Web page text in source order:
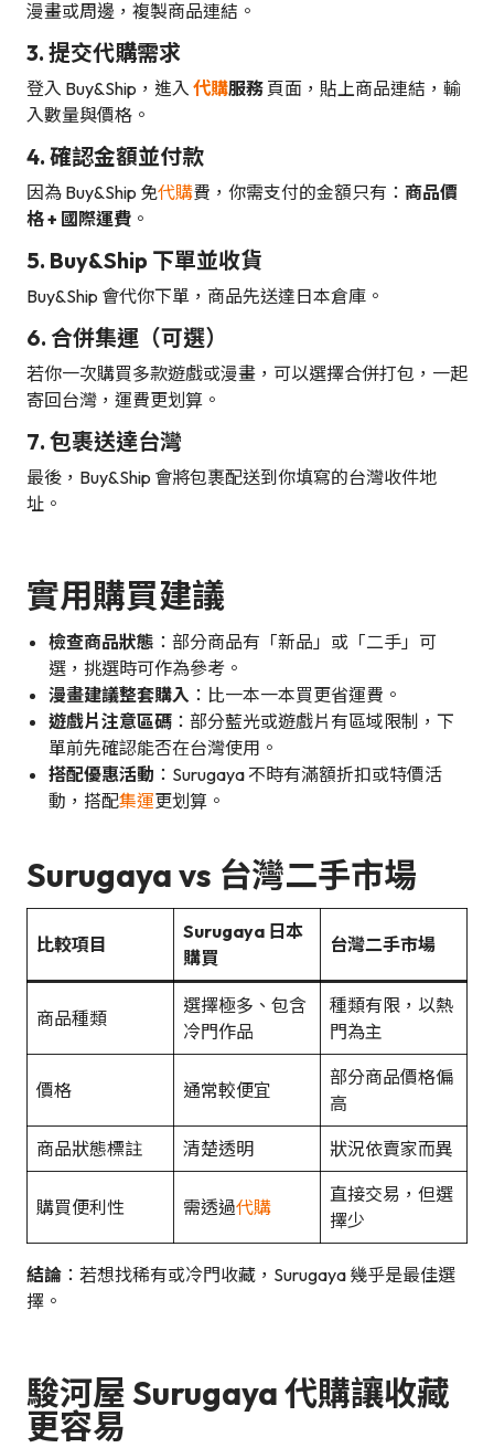
漫畫或周邊，複製商品連結。
3. 提交代購需求
登入 Buy&Ship，進入 代購服務 頁面，貼上商品連結，輸
入數量與價格。
4. 確認金額並付款
因為 Buy&Ship 免代購費，你需支付的金額只有： 商品價
格 + 國際運費 。
5. Buy&Ship 下單並收貨
Buy&Ship 會代你下單，商品先送達日本倉庫。
6. 合併集運（可選）
若你一次購買多款遊戲或漫畫，可以選擇合併打包，一起
寄回台灣，運費更划算。
7. 包裹送達台灣
最後，Buy&Ship 會將包裹配送到你填寫的台灣收件地
址。
實用購買建議
檢查商品狀態 ：部分商品有「新品」或「二手」可
選，挑選時可作為參考。
漫畫建議整套購入 ：比一本一本買更省運費。
遊戲片注意區碼 ：部分藍光或遊戲片有區域限制，下
單前先確認能否在台灣使用。
搭配優惠活動 ：Surugaya 不時有滿額折扣或特價活
動，搭配集運更划算。
Surugaya vs 台灣二手市場
比較項目
Surugaya 日本
購買
台灣二手市場
商品種類
選擇極多、包含
冷門作品
種類有限，以熱
門為主
價格 通常較便宜
部分商品價格偏
高
商品狀態標註 清楚透明 狀況依賣家而異
購買便利性 需透過代購
直接交易，但選
擇少
結論 ：若想找稀有或冷門收藏，Surugaya 幾乎是最佳選
擇。
駿河屋 Surugaya 代購讓收藏
更容易